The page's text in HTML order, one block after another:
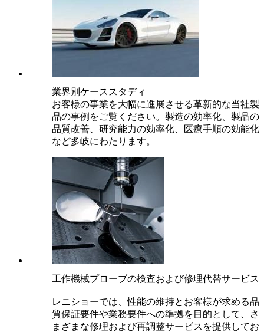
業界別ケーススタディ
お客様の事業を大幅に進展させる革新的な当社製
品の事例をご覧ください。製造の効率化、製品の
品質改善、研究能力の効率化、医療手順の効能化
など多岐にわたります。
工作機械プローブの検査および修理代替サービス
レニショーでは、性能の維持とお客様が求める品
質保証要件や業務要件への準拠を目的として、さ
まざまな修理および再調整サービスを提供してお